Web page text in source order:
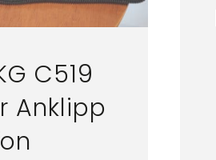
C519
Anklipp